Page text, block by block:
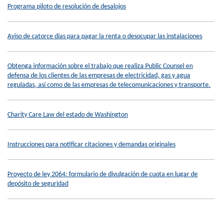
Programa piloto de resolución de desalojos
Aviso de catorce días para pagar la renta o desocupar las instalaciones
Obtenga información sobre el trabajo que realiza Public Counsel en
defensa de los clientes de las empresas de electricidad, gas y agua
reguladas, así como de las empresas de telecomunicaciones y transporte.
Charity Care Law del estado de Washington
Instrucciones para notificar citaciones y demandas originales
Proyecto de ley 2064: formulario de divulgación de cuota en lugar de
depósito de seguridad